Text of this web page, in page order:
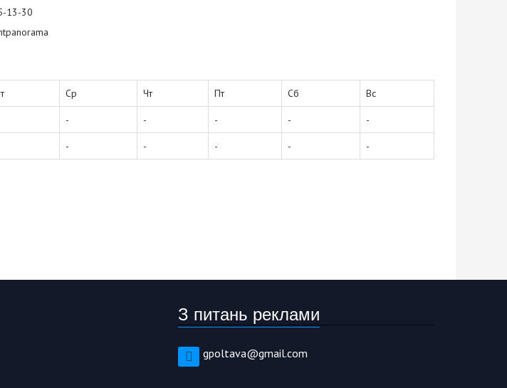
13-30
Ср Чт Пт Сб Вс
- - - - -
- - - - -
З питань реклами
gpoltava@gmail.com